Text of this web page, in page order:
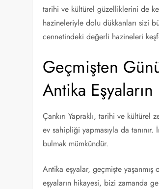
tarihi ve kültürel güzelliklerini de
hazineleriyle dolu dükkanları sizi
cennetindeki değerli hazineleri
Geçmişten
Antika
Çankırı Yapraklı, tarihi ve
ev sahipliği yapmasıyla da
bulmak mümkündür.
Antika eşyalar, geçmişte yaşanmış
eşyaların hikayesi, bizi zamanda